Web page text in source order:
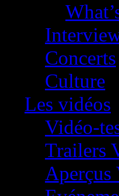
Concerts
Culture
Les vidéos
Vidéo-
Trailers
Aperçus